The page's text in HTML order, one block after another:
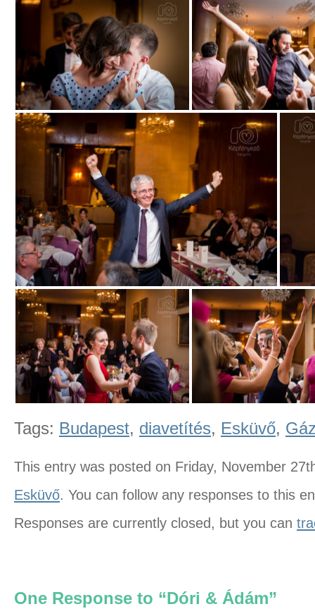
Tags: Budapest, diavetítés, Esküvő,
This entry was posted on Friday, November
Esküvő. You can follow any responses to this
Responses are currently closed, but you can
One Response to “Dóri & Ádám”